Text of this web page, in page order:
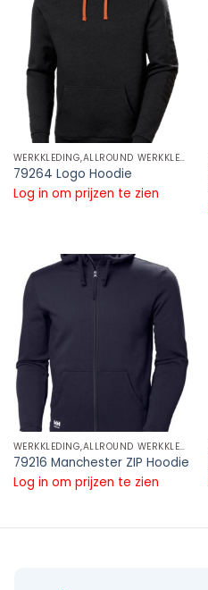
WERKKLEDING,ALLROUND WERKKLEDING,SWEATERS EN HOODIES
79264 Logo Hoodie
Log in om prijzen te zien
WERKKLEDING,ALLROUND WERKKLEDING,SWEATERS EN HOODIES
79216 Manchester ZIP Hoodie
Log in om prijzen te zien